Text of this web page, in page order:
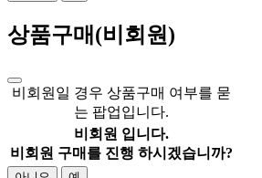
상품구매(비회원)
비회원일 경우 상품구매 여부를 묻
는 팝업입니다.
비회원 입니다.
비회원 구매를 진행 하시겠습니까?